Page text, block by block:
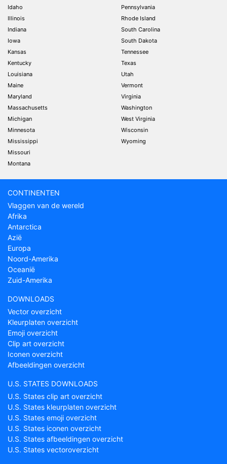
Idaho
Illinois
Indiana
Iowa
Kansas
Kentucky
Louisiana
Maine
Maryland
Massachusetts
Michigan
Minnesota
Mississippi
Missouri
Montana
Pennsylvania
Rhode Island
South Carolina
South Dakota
Tennessee
Texas
Utah
Vermont
Virginia
Washington
West Virginia
Wisconsin
Wyoming
CONTINENTEN
Vlaggen van de wereld
Afrika
Antarctica
Azië
Europa
Noord-Amerika
Oceanië
Zuid-Amerika
DOWNLOADS
Vector overzicht
Kleurplaten overzicht
Emoji overzicht
Clip art overzicht
Iconen overzicht
Afbeeldingen overzicht
U.S. STATES DOWNLOADS
U.S. States clip art overzicht
U.S. States kleurplaten overzicht
U.S. States emoji overzicht
U.S. States iconen overzicht
U.S. States afbeeldingen overzicht
U.S. States vectoroverzicht